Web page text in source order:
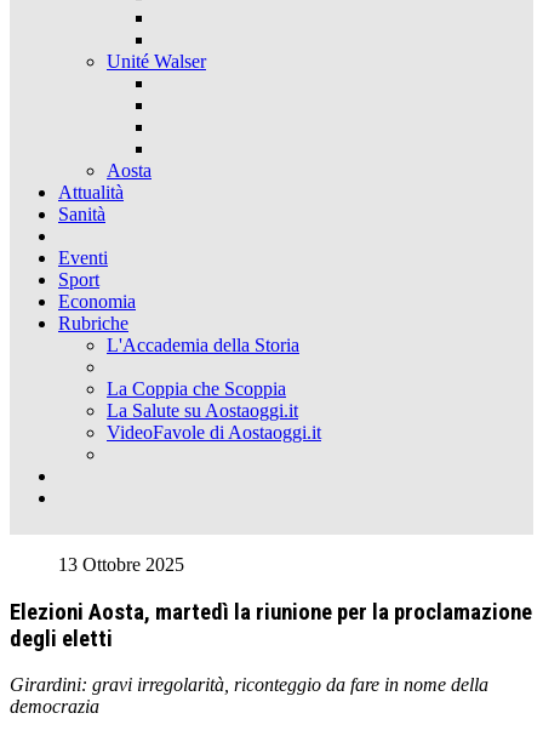
Unité Walser
Aosta
Attualità
Sanità
Eventi
Sport
Economia
Rubriche
L'Accademia della Storia
La Coppia che Scoppia
La Salute su Aostaoggi.it
VideoFavole di Aostaoggi.it
13 Ottobre 2025
Elezioni Aosta, martedì la riunione per la proclamazione
degli eletti
Girardini: gravi irregolarità, riconteggio da fare in nome della
democrazia